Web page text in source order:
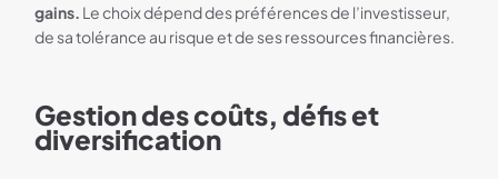
gains. Le choix dépend des préférences de l’investisseur,
de sa tolérance au risque et de ses ressources financières.
Gestion des coûts, défis et
diversification